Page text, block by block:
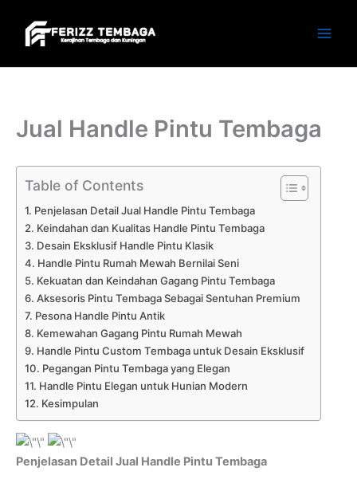
content
Jual Handle Pintu Tembaga
Table of Contents
Penjelasan Detail Jual Handle Pintu Tembaga
Keindahan dan Kualitas Handle Pintu Tembaga
Desain Eksklusif Handle Pintu Klasik
Handle Pintu Rumah Mewah Bernilai Seni
Kekuatan dan Keindahan Gagang Pintu Tembaga
Aksesoris Pintu Tembaga Sebagai Sentuhan Premium
Pesona Handle Pintu Antik
Kemewahan Gagang Pintu Rumah Mewah
Handle Pintu Custom Tembaga untuk Desain Eksklusif
Pegangan Pintu Tembaga yang Elegan
Handle Pintu Elegan untuk Hunian Modern
Kesimpulan
Penjelasan Detail Jual Handle Pintu Tembaga